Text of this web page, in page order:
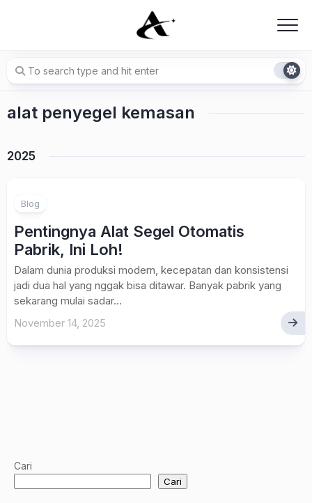
alat penyegel kemasan
2025
Blog
Pentingnya Alat Segel Otomatis
Pabrik, Ini Loh!
Dalam dunia produksi modern, kecepatan dan konsistensi
jadi dua hal yang nggak bisa ditawar. Banyak pabrik yang
sekarang mulai sadar...
November 14, 2025
Cari
Cari